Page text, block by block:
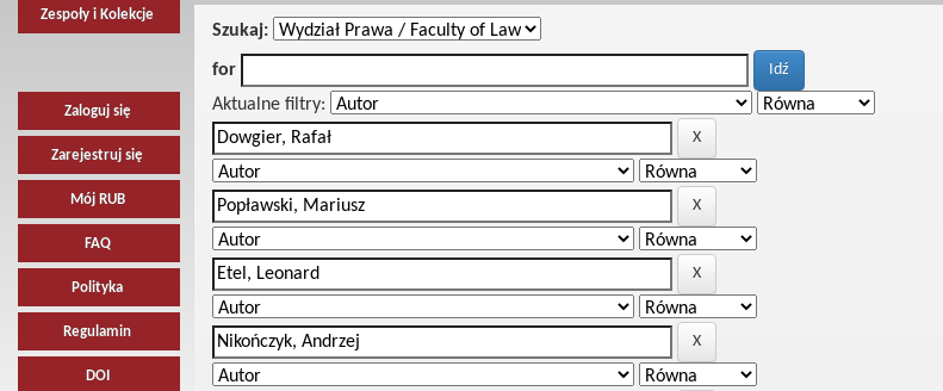
Zespoły i Kolekcje
Zaloguj się
Zarejestruj się
Mój RUB
FAQ
Polityka
Regulamin
DOI
Szukaj:
for
Aktualne filtry: